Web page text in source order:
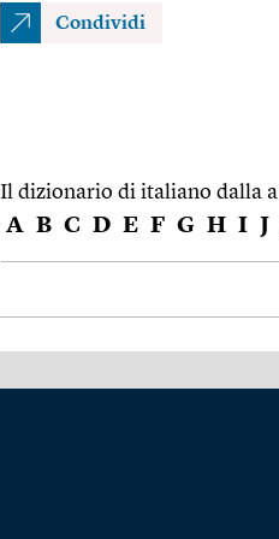
Condividi
Il dizionario di italiano dalla
A B C D E F G H I J